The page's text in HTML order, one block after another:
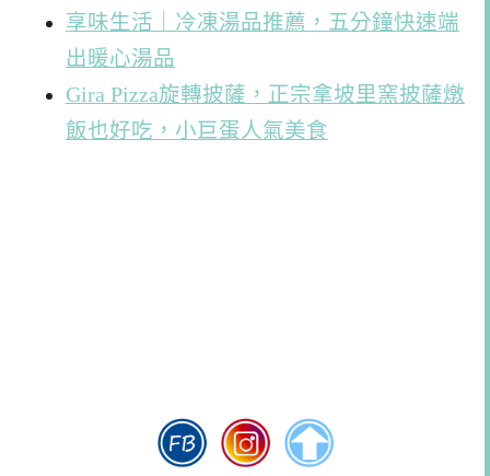
享味生活｜冷凍湯品推薦，五分鐘快速端
出暖心湯品
Gira Pizza旋轉披薩，正宗拿坡里窯披薩燉
飯也好吃，小巨蛋人氣美食